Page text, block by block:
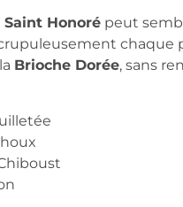
Saint Honorépeut
chaque
Brioche Dorée, sans